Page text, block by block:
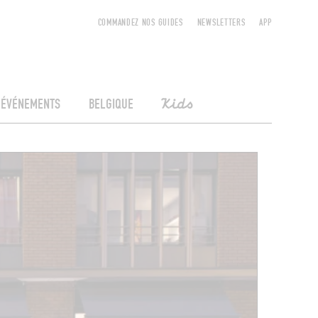
ÉVÉNEMENTS BELGIQUE Kids
COMMANDEZ NOS GUIDES NEWSLETTERS APP